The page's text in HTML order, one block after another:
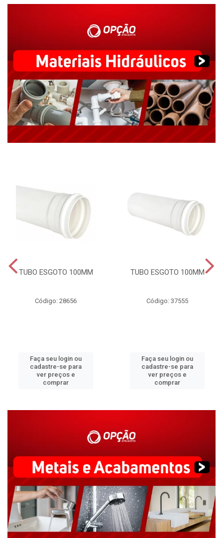
TUBO ESGOTO 100MM
Código: 28656
Faça seu login ou
cadastre-se para
ver preços e
comprar
TUBO ESGOTO 100MM
Código: 37555
Faça seu login ou
cadastre-se para
ver preços e
comprar